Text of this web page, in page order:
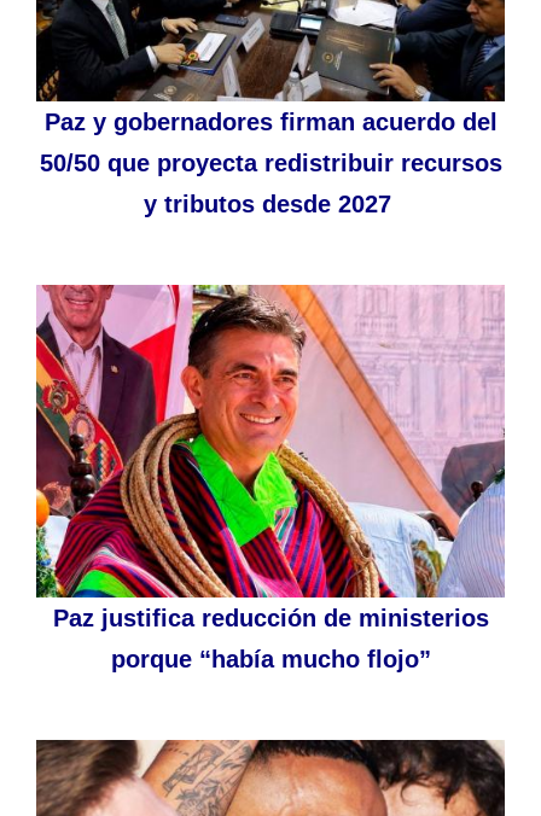
Paz y gobernadores firman acuerdo del
50/50 que proyecta redistribuir recursos
y tributos desde 2027
Paz justifica reducción de ministerios
porque “había mucho flojo”